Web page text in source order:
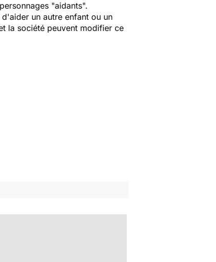
"aidants".
un autre enfant ou un
la société peuvent modifier ce